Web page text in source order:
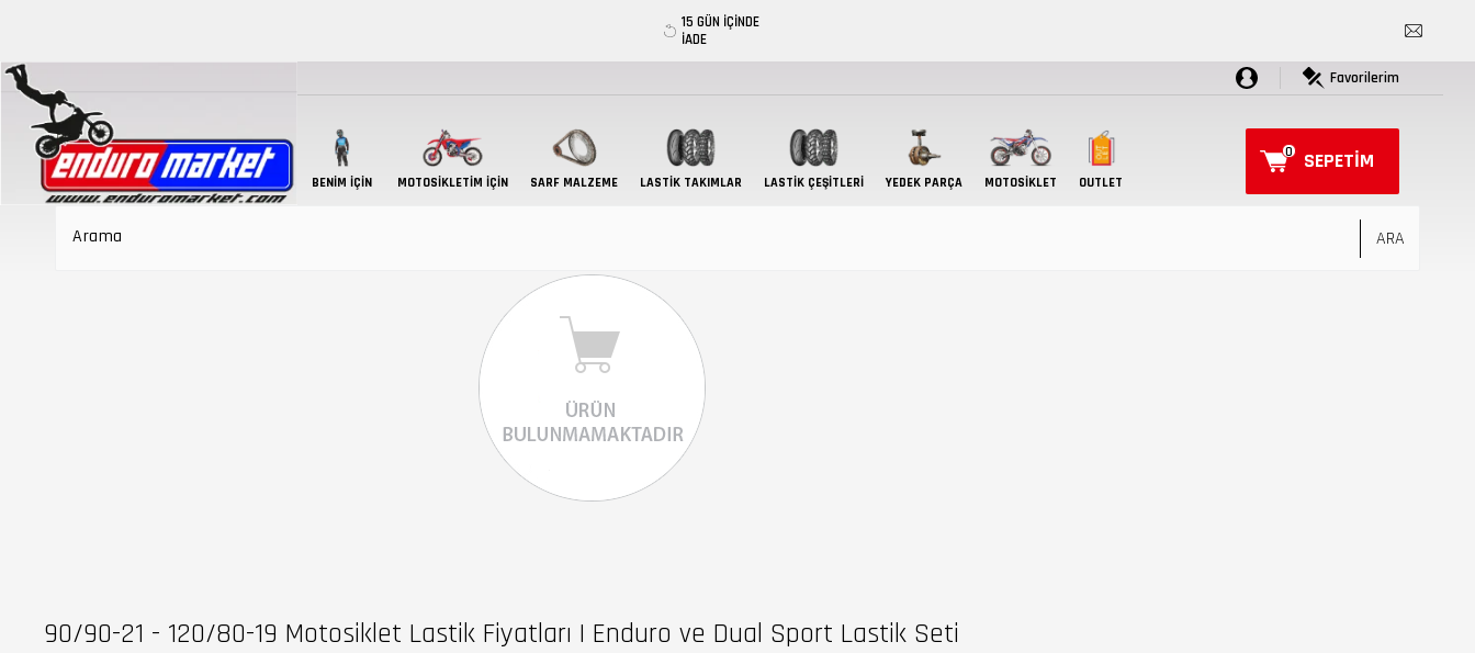
15 GÜN İÇİNDE
İADE
Favorilerim
BENIM İÇIN MOTOSIKLETIM İÇIN SARF MALZEME LASTIK TAKIMLAR LASTİK ÇEŞİTLERİ YEDEK PARÇA MOTOSIKLET OUTLET
SEPETIM
0
90/90-21 - 120/80-19 Motosiklet Lastik Fiyatları | Enduro ve Dual Sport Lastik Seti